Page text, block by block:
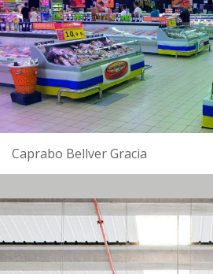
Caprabo Bellver Gracia